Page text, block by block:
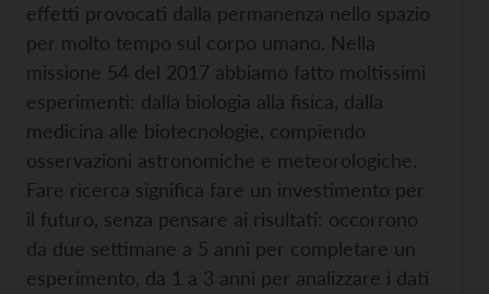
effetti provocati dalla permanenza nello spazio
per molto tempo sul corpo umano. Nella
missione 54 del 2017 abbiamo fatto moltissimi
esperimenti: dalla biologia alla fisica, dalla
medicina alle biotecnologie, compiendo
osservazioni astronomiche e meteorologiche.
Fare ricerca significa fare un investimento per
il futuro, senza pensare ai risultati: occorrono
da due settimane a 5 anni per completare un
esperimento, da 1 a 3 anni per analizzare i dati